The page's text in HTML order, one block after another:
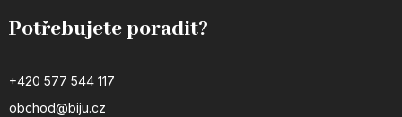
Potřebujete poradit?
+420 577 544 117
obchod@biju.cz